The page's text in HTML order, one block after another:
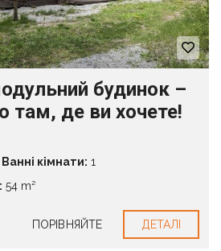
будинок –
там, де ви хочете!
Ванні кімнати: 1
54 m²
ПОРІВНЯЙТЕ ДЕТАЛІ